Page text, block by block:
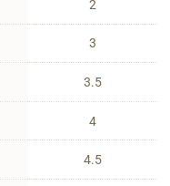
2
3
3.5
4
4.5